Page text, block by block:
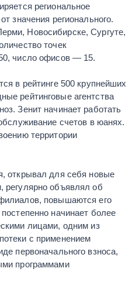
региональное
значения регионального.
Новосибирске, Сургуте,
точек
число офисов — 15.
в рейтинге 500 крупнейших
рейтинговые агентства
Зенит начинает работать
счетов в юанях.
территории
открывал для себя новые
регулярно объявлял об
повышаются его
начинает более
лицами, одним из
с применением
первоначального взноса,
программами